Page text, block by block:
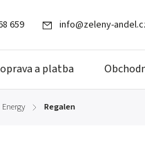
659 info@zeleny-
a platba
Energy / Regalen